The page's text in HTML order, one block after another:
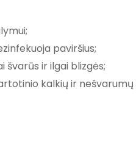
paviršius;
švarūs ir ilgai blizgės;
kalkių ir nešvarumų